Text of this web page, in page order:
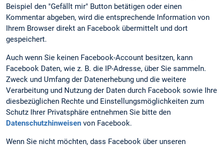
Beispiel den "Gefällt mir" Button betätigen oder einen
Kommentar abgeben, wird die entsprechende Information von
Ihrem Browser direkt an Facebook übermittelt und dort
gespeichert.
Auch wenn Sie keinen Facebook-Account besitzen, kann
Facebook Daten, wie z. B. die IP-Adresse, über Sie sammeln.
Zweck und Umfang der Datenerhebung und die weitere
Verarbeitung und Nutzung der Daten durch Facebook sowie Ihre
diesbezüglichen Rechte und Einstellungsmöglichkeiten zum
Schutz Ihrer Privatsphäre entnehmen Sie bitte den
Datenschutzhinweisen von Facebook.
Wenn Sie nicht möchten, dass Facebook über unseren